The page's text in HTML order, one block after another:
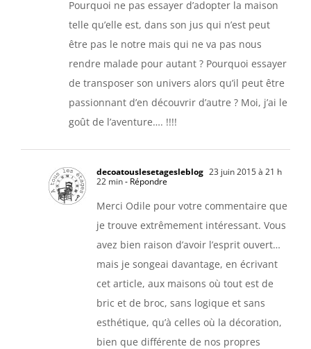
Pourquoi ne pas essayer d’adopter la maison
telle qu’elle est, dans son jus qui n’est peut
être pas le notre mais qui ne va pas nous
rendre malade pour autant ? Pourquoi essayer
de transposer son univers alors qu’il peut être
passionnant d’en découvrir d’autre ? Moi, j’ai le
goût de l’aventure…. !!!!
decoatouslesetagesleblog 23 juin 2015 à 21 h
22 min- Répondre
Merci Odile pour votre commentaire que
je trouve extrêmement intéressant. Vous
avez bien raison d’avoir l’esprit ouvert…
mais je songeai davantage, en écrivant
cet article, aux maisons où tout est de
bric et de broc, sans logique et sans
esthétique, qu’à celles où la décoration,
bien que différente de nos propres